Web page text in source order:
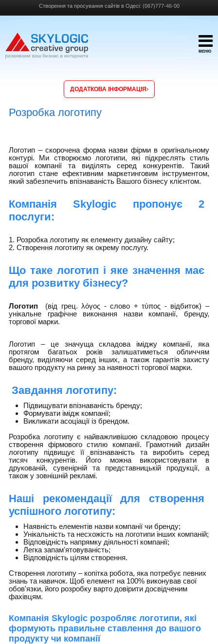
Створення та просування сайтів в Одесі: (067)777-46-00
МЕНЮ
ДОДАТКОВА ІНФОРМАЦІЯ
Розробка логотипу
Логотип – скорочена форма назви фірми в оригінальному
контурі. Ми створюємо логотипи, які підкреслять стиль
вашої компанії та виділять серед конкурентів. Такий
логотип стане ефективним маркетинговим інструментом,
який забезпечить впізнаваність Вашого бізнесу клієнтом.
КомпаніяSkylogic пропонує 2
послуги:
1. Розробка логотипу як елементу дизайну сайту;
2. Створення логотипу як окрему послугу.
Що таке логотип і яке значення має
для розвитку бізнесу?
Логотип
(від грец. λόγος - слово + τύπος - відбиток) –
унікальне графічне виконання назви компанії, бренду,
торгової марки.
Логотип – це значуща складова іміджу компанії, яка
протягом багатьох років залишатиметься обличчям
бренду, виділяючи серед інших, а також гарантія захисту
вашого продукту на ринку за наявності торгової марки.
Завдання логотипу:
Підвищувати впізнаваність бренду;
Формувати імідж компанії;
Викликати асоціації із брендом.
Розробка логотипу є найважливішою складовою процесу
створення фірмового стилю компанії. Грамотний дизайн
логотипу підвищує її впізнаваність та виробить серед
тисяч конкурентів. Його можна використовувати в
друкованій, сувенірній та представницькій продукції, а
також у зовнішній рекламі.
Наші рекомендації для створення
успішного логотипу:
Наявність елементів назви компанії чи бренду;
Унікальність та несхожість на логотипи інших компаній;
Відповідність напрямку діяльності компанії;
Легка запам'ятовуваність;
Відповідність цілям створення.
Створення логотипу – копітка робота, яка потребує певних
знань та навичок. Щоб елемент на 100% виконував свої
обов'язки, його розробку варто довірити досвідченим
фахівцям.
КомпаніяSkylogic розробляє логотипи, які
формують правильне ставлення до вашого
продукту чи компанії